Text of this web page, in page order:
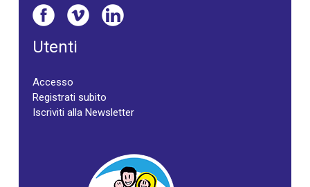
Utenti
Accesso
Registrati subito
Iscriviti alla Newsletter